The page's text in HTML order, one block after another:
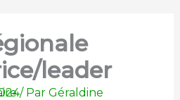
leader
/ Par